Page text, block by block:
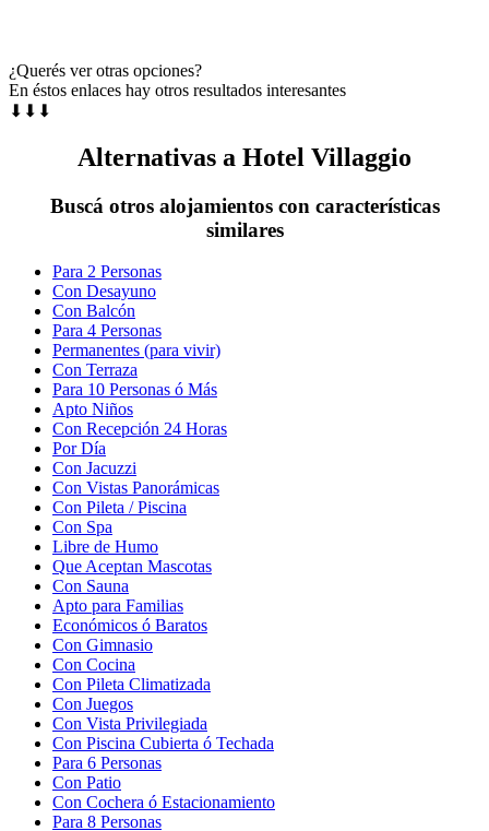
¿Querés ver otras opciones?
En éstos enlaces hay otros resultados interesantes
⬇⬇⬇
Alternativas a Hotel Villaggio
Buscá otros alojamientos con características
similares
Para 2 Personas
Con Desayuno
Con Balcón
Para 4 Personas
Permanentes (para vivir)
Con Terraza
Para 10 Personas ó Más
Apto Niños
Con Recepción 24 Horas
Por Día
Con Jacuzzi
Con Vistas Panorámicas
Con Pileta / Piscina
Con Spa
Libre de Humo
Que Aceptan Mascotas
Con Sauna
Apto para Familias
Económicos ó Baratos
Con Gimnasio
Con Cocina
Con Pileta Climatizada
Con Juegos
Con Vista Privilegiada
Con Piscina Cubierta ó Techada
Para 6 Personas
Con Patio
Con Cochera ó Estacionamiento
Para 8 Personas